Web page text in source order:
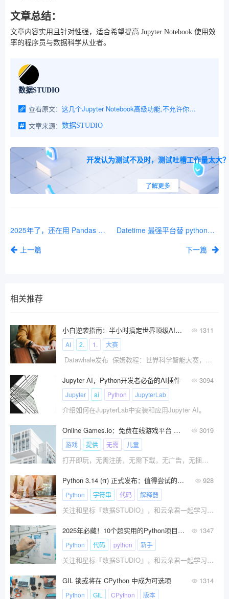
文章总结：
文章内容实用且针对性强，适合希望提高 Jupyter Notebook 使用效
率的程序员与数据科学从业者。
数据STUDIO
查看原文：
这几个Jupyter Notebook高级功能,不允许你还不知道
文章来源： 数据STUDIO
开发认为测试不及时，测试吐槽工作量太大？
了解更多
2025年了，还在用 Pandas 那就OUT 了！
上一篇
Datetime 最强平台替 python库 -- Pendulum
下一篇
相关推荐
小白逆袭指南：半小时搞定世界顶级AI大赛（新能源赛道） 1311
AI 2. 1. 大赛
Datawhale发布 保姆教程：世界科学智能大赛，AI赛事
Jupyter AI，Python开发者必备的AI插件 3094
Jupyter ai Python JupyterLab
介绍如何在JupyterLab中安装和应用Jupyter AI。
Online Games.io：免费在线游戏平台 免注册即点即玩！ 3019
游戏 提供 无需 儿童
打开即玩，无需注册，无需下载，无广告，无捆绑，有儿童保护区
Python 3.14 (π) 正式发布：值得尝试的酷炫新功能 928
Python 字符串 代码 解释器
关注和星标『数据STUDIO』，和云朵君一起学习数据分析与挖掘！
2025年必藏！10个超实用的Python项目GitHub仓库 1347
Python 代码 python 新手
关注和星标『数据STUDIO』，和云朵君一起学习数据分析与挖掘！
GIL 锁或将在 CPython 中成为可选项 1314
Python GIL CPython 版本